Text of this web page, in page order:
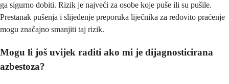
ga sigurno dobiti. Rizik je najveći za osobe koje puše ili su pušile.
Prestanak pušenja i slijeđenje preporuka liječnika za redovito praćenje
mogu značajno smanjiti taj rizik.
Mogu li još uvijek raditi ako mi je dijagnosticirana
azbestoza?